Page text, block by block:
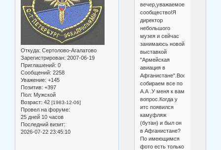
Откуда: Сертолово-Агалатово
Зарегистрирован: 2007-06-19
Приглашений: 0
Сообщений: 2258
Уважение: +145
Позитив: +397
Пол: Мужской
Возраст: 42 [1983-12-06]
Провел на форуме:
25 дней 10 часов
Последний визит:
2026-07-22 23:45:10
вечер,уважаемое
сообщество!Я
директор
небольшого
музея и сейчас
занимаюсь новой
выставкой
"Армейская
авиация в
Афганистане".Вообщем
собираем все по
А.А .У меня к вам
вопрос.Когда у
итс появился
камуфляж
(бутан) и был он
в Афганистане?
По имеющимся
фото есть только